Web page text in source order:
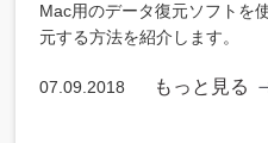
Mac用のデータ復元ソフトを
元する方法を紹介します。
07.09.2018 もっと見る